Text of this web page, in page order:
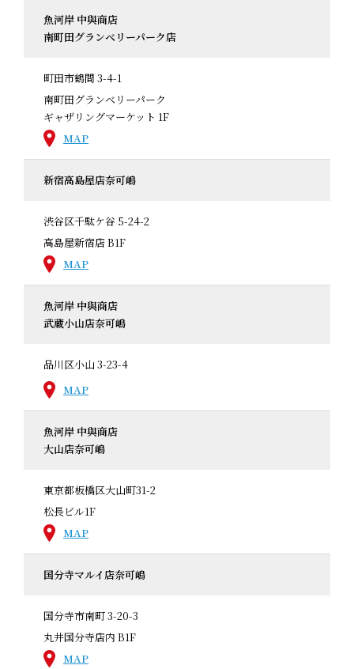
魚河岸 中與商店
南町田グランベリーパーク店
町田市鶴間 3-4-1
南町田グランベリーパーク
ギャザリングマーケット 1F
MAP
新宿高島屋店奈可嶋
渋谷区千駄ケ谷 5-24-2
高島屋新宿店 B1F
MAP
魚河岸 中與商店
武蔵小山店奈可嶋
品川区小山 3-23-4
MAP
魚河岸 中與商店
大山店奈可嶋
東京都板橋区大山町31-2
松長ビル1F
MAP
国分寺マルイ店奈可嶋
国分寺市南町 3-20-3
丸井国分寺店内 B1F
MAP